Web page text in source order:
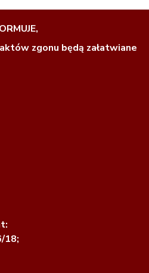
zgonu będą załatwiane
18;